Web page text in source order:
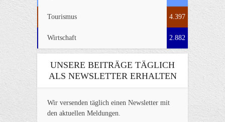
Tourismus 4.397
Wirtschaft 2.882
UNSERE BEITRÄGE TÄGLICH
ALS NEWSLETTER ERHALTEN
Wir versenden täglich einen Newsletter mit
den aktuellen Meldungen.